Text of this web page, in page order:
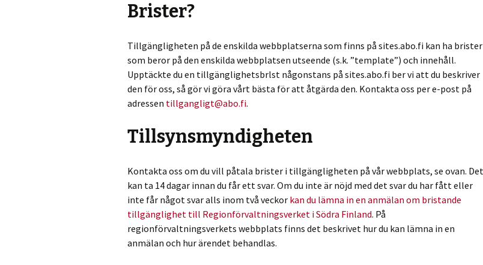
Brister?
Tillgängligheten på de enskilda webbplatserna som finns på sites.abo.fi kan ha brister
som beror på den enskilda webbplatsen utseende (s.k. ”template”) och innehåll.
Upptäckte du en tillgänglighetsbrlst någonstans på sites.abo.fi ber vi att du beskriver
den för oss, så gör vi göra vårt bästa för att åtgärda den. Kontakta oss per e-post på
adressen tillgangligt@abo.fi.
Tillsynsmyndigheten
Kontakta oss om du vill påtala brister i tillgängligheten på vår webbplats, se ovan. Det
kan ta 14 dagar innan du får ett svar. Om du inte är nöjd med det svar du har fått eller
inte får något svar alls inom två veckor kan du lämna in en anmälan om bristande
tillgänglighet till Regionförvaltningsverket i Södra Finland. På
regionförvaltningsverkets webbplats finns det beskrivet hur du kan lämna in en
anmälan och hur ärendet behandlas.